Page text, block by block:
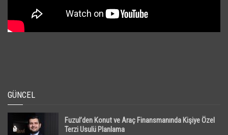
GÜNCEL
Fuzul’den Konut ve Araç Finansmanında Kişiye Özel
Terzi Usulü Planlama